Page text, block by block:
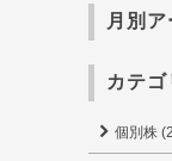
月別
カテゴ
個別株